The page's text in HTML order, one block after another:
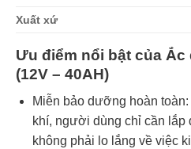
Xuất xứ
Ưu điểm nổi bật của Ắc
(12V – 40AH)
Miễn bảo dưỡng hoàn
khí, người dùng chỉ cần lắp
không phải lo lắng về việc